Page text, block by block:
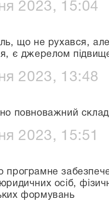
2023, 15:04
що не рухався,
є джерелом
2023, 13:48
повноважний
2023, 15:51
програмне
осіб,
формувань